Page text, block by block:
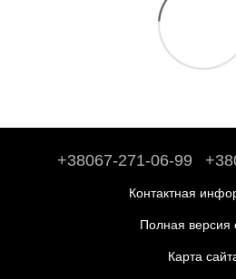
+38067-271-06-99
Контактная
Полная версия
Карта